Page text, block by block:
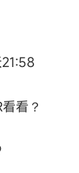
看？